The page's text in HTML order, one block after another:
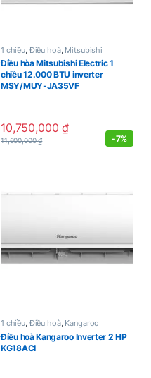
1 chiều Điều hoà, Mitsubishi
Điều hòa Mitsubishi Electric 1
chiều 12.000 BTU inverter
MSY/MUY-JA35VF
10,750,000₫
11,600,000₫ -7%
1 chiều, Điều hoà, Kangaroo
Điều hoà Kangaroo Inverter 2 HP
KG18ACI